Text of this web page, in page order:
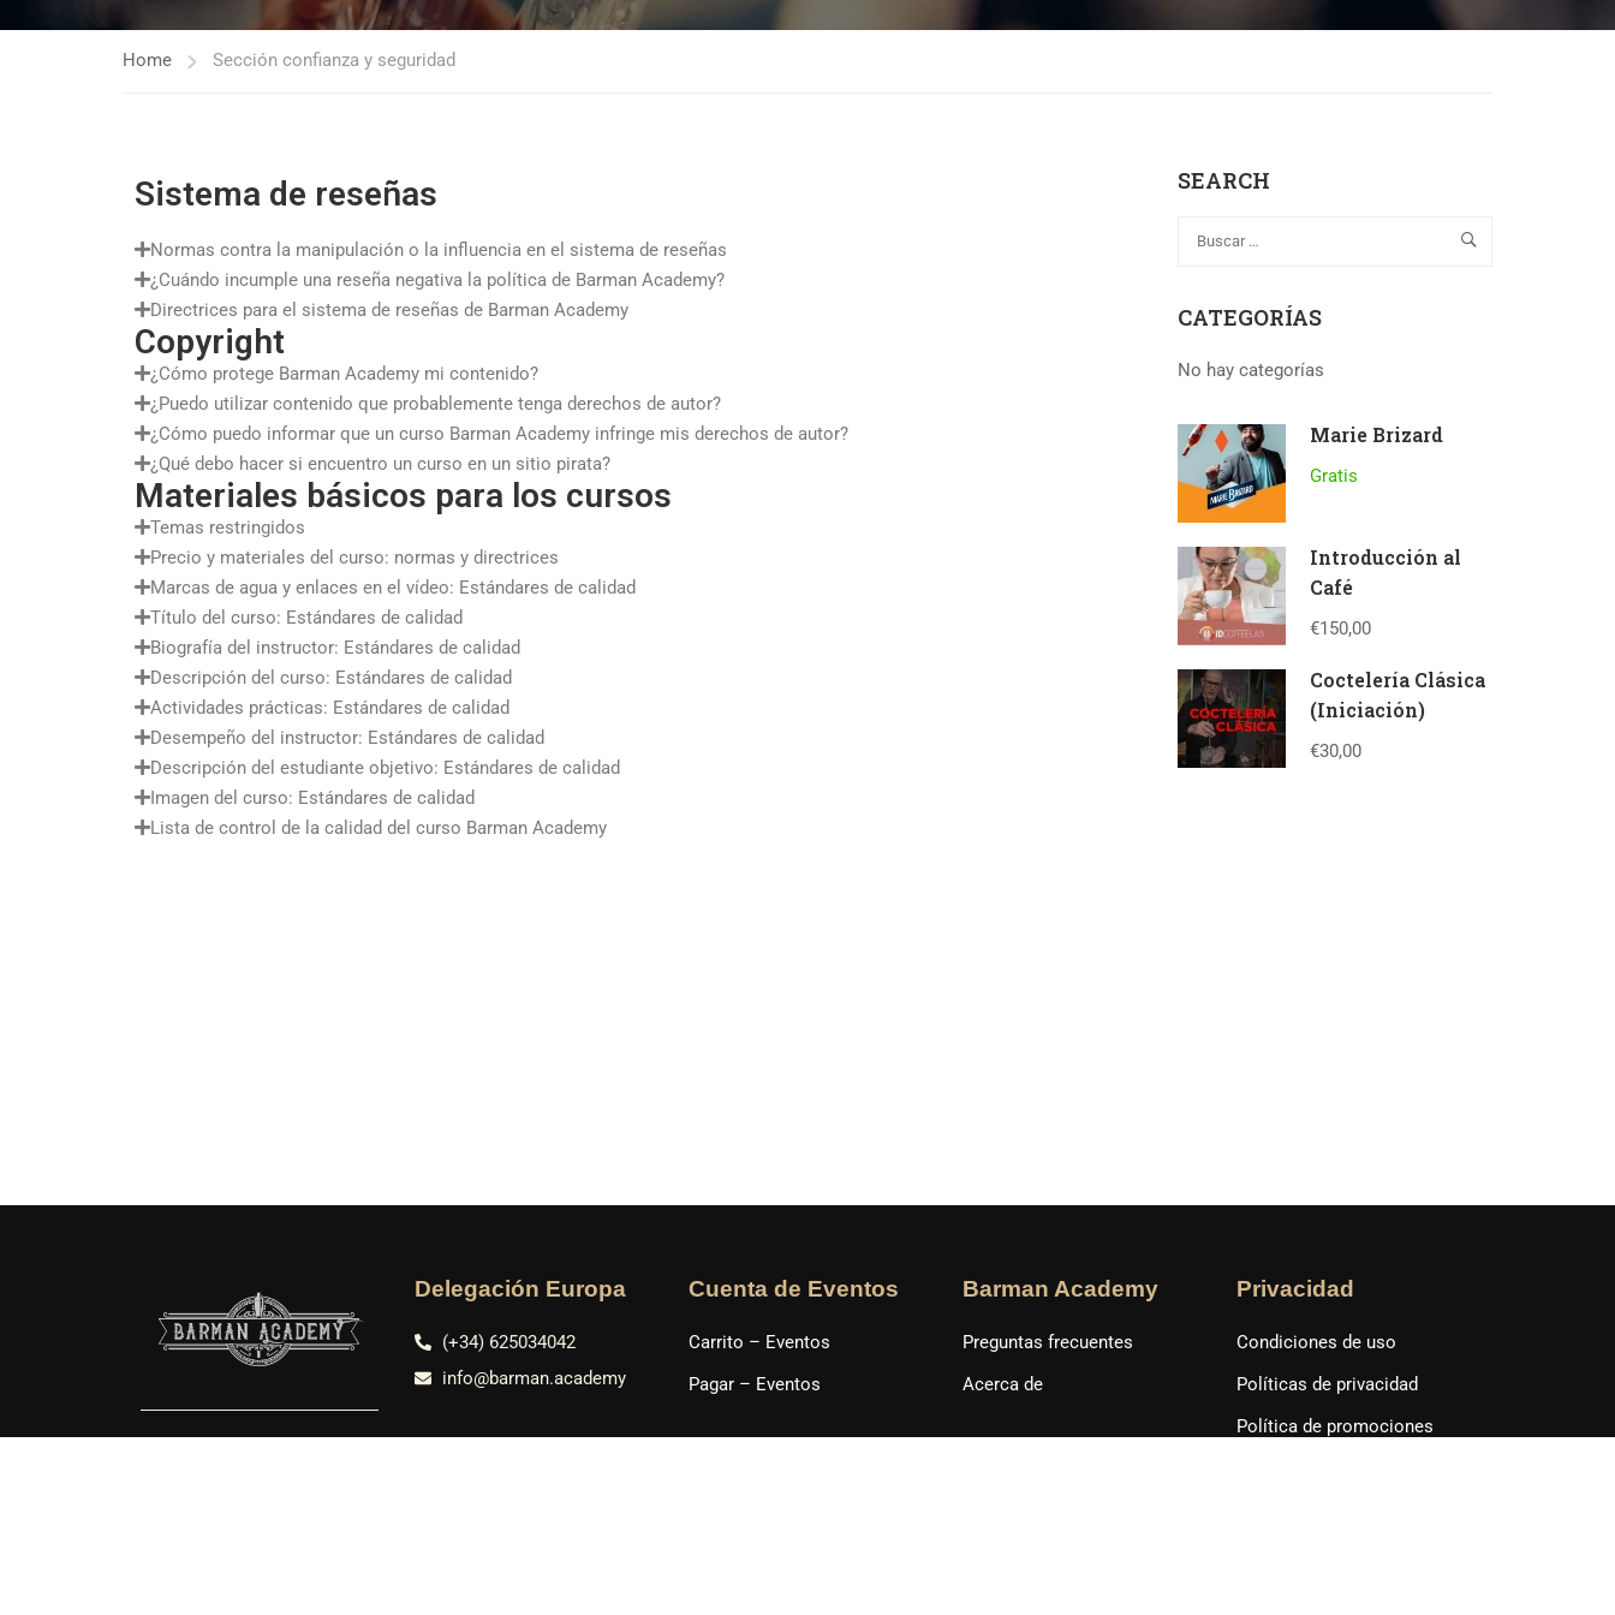
Home Sección confianza y seguridad
Sistema de reseñas
Normas contra la manipulación o la influencia en el sistema de reseñas
¿Cuándo incumple una reseña negativa la política de Barman Academy?
Directrices para el sistema de reseñas de Barman Academy
Copyright
¿Cómo protege Barman Academy mi contenido?
¿Puedo utilizar contenido que probablemente tenga derechos de autor?
¿Cómo puedo informar que un curso Barman Academy infringe mis derechos de autor?
¿Qué debo hacer si encuentro un curso en un sitio pirata?
Materiales básicos para los cursos
Temas restringidos
Precio y materiales del curso: normas y directrices
Marcas de agua y enlaces en el vídeo: Estándares de calidad
Título del curso: Estándares de calidad
Biografía del instructor: Estándares de calidad
Descripción del curso: Estándares de calidad
Actividades prácticas: Estándares de calidad
Desempeño del instructor: Estándares de calidad
Descripción del estudiante objetivo: Estándares de calidad
Imagen del curso: Estándares de calidad
Lista de control de la calidad del curso Barman Academy
SEARCH
CATEGORÍAS
No hay categorías
Marie Brizard
Gratis
Introducción al
Café
€150,00
Coctelería Clásica
(Iniciación)
€30,00
Delegación Europa
(+34) 625034042
info@barman.academy
Cuenta de Eventos
Carrito – Eventos
Pagar – Eventos
Barman Academy
Preguntas frecuentes
Acerca de
Privacidad
Condiciones de uso
Políticas de privacidad
Política de promociones